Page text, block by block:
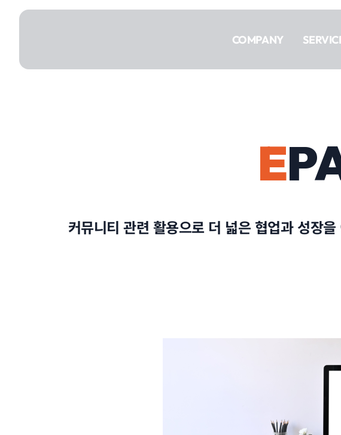
건너뛰기
COMPANY
PORTFOLIO
E
커뮤니티 관련 활용으로 더 넓은 협업과 성장